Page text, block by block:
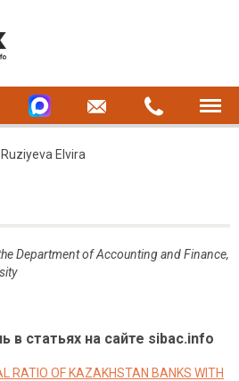
Ruziyeva Elvira
Department of Accounting and Finance,
в статьях на сайте sibac.info
RATIO OF KAZAKHSTAN BANKS WITH